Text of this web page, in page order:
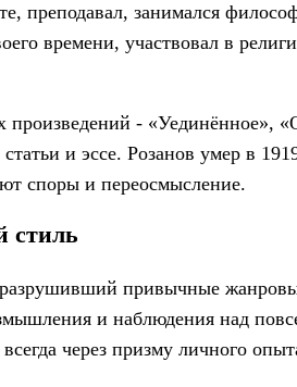
преподавал, занимался
времени, участвовал в
произведений - «Уединённое»,
и эссе. Розанов умер в
споры и переосмысление.
стиль
привычные
и наблюдения над
через призму личного